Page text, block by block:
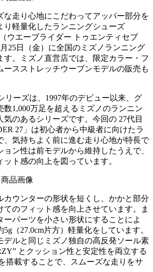
な走り心地にこだわってアッパー部分を
り軽量化したランニングシューズ
（ウエーブライダー トゥエンティセブ
25日（金）に全国のミズノランニング
す。ミズノ直営店では、限定カラー・フ
ースストレッチウーブンモデルの販売も
リーズは、1997年のデビュー以来、グ
数1,000万足を超えるミズノのランニン
気のあるシリーズです。今回の 27代目
27」は初心者から中級者に向けたラ
、気持ちよく前に進む走り心地が特長で
ン性は前モデルから維持したうえで、
ト感の向上を図っています。
カウンターの形状を短くし、かかと部分
てのフィット感を向上させています。ま
ーパーツを小さい形状にすることによ
（27.0cm片方）軽量化をしています。
デルと同じミズノ独自の高反発ソール素
とクッション性と安定性を両立する
搭載することで、スムーズな走りをサ